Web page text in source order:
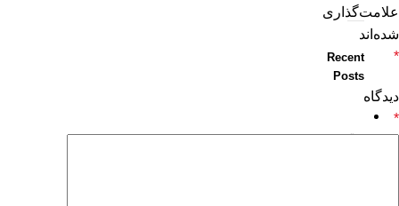
علامت‌گذاری
شده‌اند
*
دیدگاه
*
Recent
Posts
بهت